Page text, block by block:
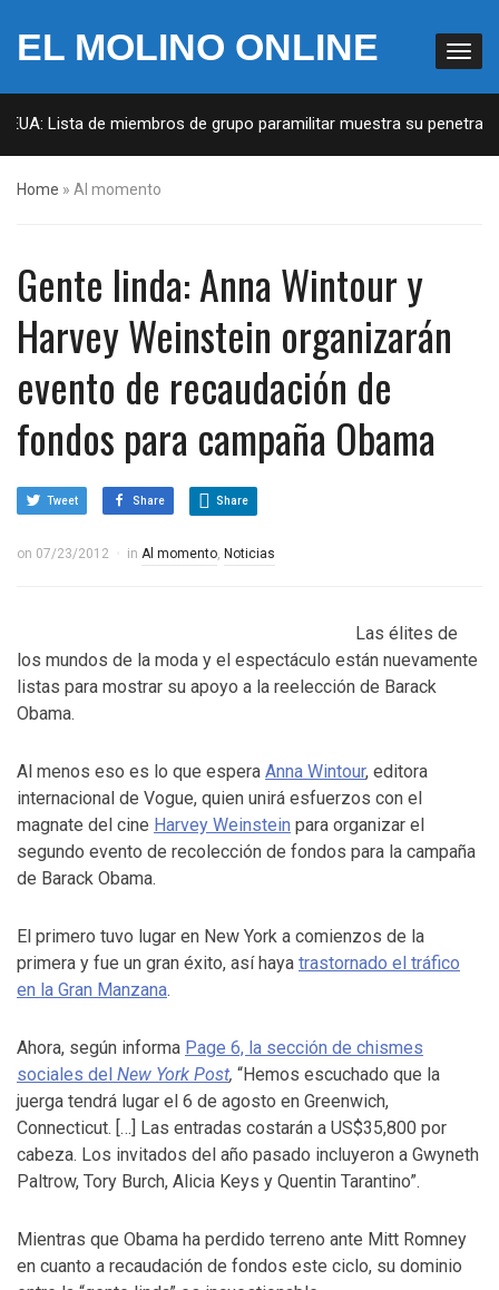
EL MOLINO ONLINE
Lista de miembros de grupo paramilitar muestra su
Home » Al momento
Gente linda: Anna Wintour y
Harvey Weinstein organizarán
evento de recaudación de
fondos para campaña Obama
Tweet Share Share
on 07/23/2012 in Al momento, Noticias
Las élites de
los mundos de la moda y el espectáculo están nuevamente
listas para mostrar su apoyo a la reelección de Barack
Obama.
Al menos eso es lo que espera Anna Wintour, editora
internacional de Vogue, quien unirá esfuerzos con el
magnate del cine Harvey Weinstein para organizar el
segundo evento de recolección de fondos para la campaña
de Barack Obama.
El primero tuvo lugar en New York a comienzos de la
primera y fue un gran éxito, así haya trastornado el tráfico
en la Gran Manzana.
Ahora, según informa Page 6, la sección de chismes
sociales del New York Post, “Hemos escuchado que la
juerga tendrá lugar el 6 de agosto en Greenwich,
Connecticut. […] Las entradas costarán a US$35,800 por
cabeza. Los invitados del año pasado incluyeron a Gwyneth
Paltrow, Tory Burch, Alicia Keys y Quentin Tarantino”.
Mientras que Obama ha perdido terreno ante Mitt Romney
en cuanto a recaudación de fondos este ciclo, su dominio